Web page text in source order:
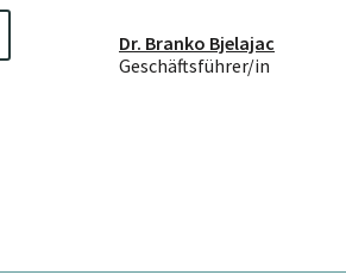
Dr. Branko Bjelajac
Geschäftsführer/in